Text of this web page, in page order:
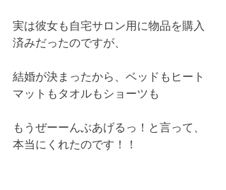
実は彼女も自宅サロン用に物品を購入
済みだったのですが、
結婚が決まったから、ベッドもヒート
マットもタオルもショーツも
もうぜーーんぶあげるっ！と言って、
本当にくれたのです！！